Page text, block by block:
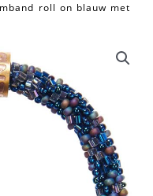
roll on blauw met